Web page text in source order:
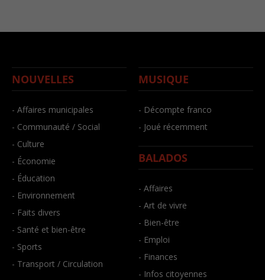
NOUVELLES
- Affaires municipales
- Communauté / Social
- Culture
- Économie
- Éducation
- Environnement
- Faits divers
- Santé et bien-être
- Sports
- Transport / Circulation
MUSIQUE
- Décompte franco
- Joué récemment
BALADOS
- Affaires
- Art de vivre
- Bien-être
- Emploi
- Finances
- Infos citoyennes